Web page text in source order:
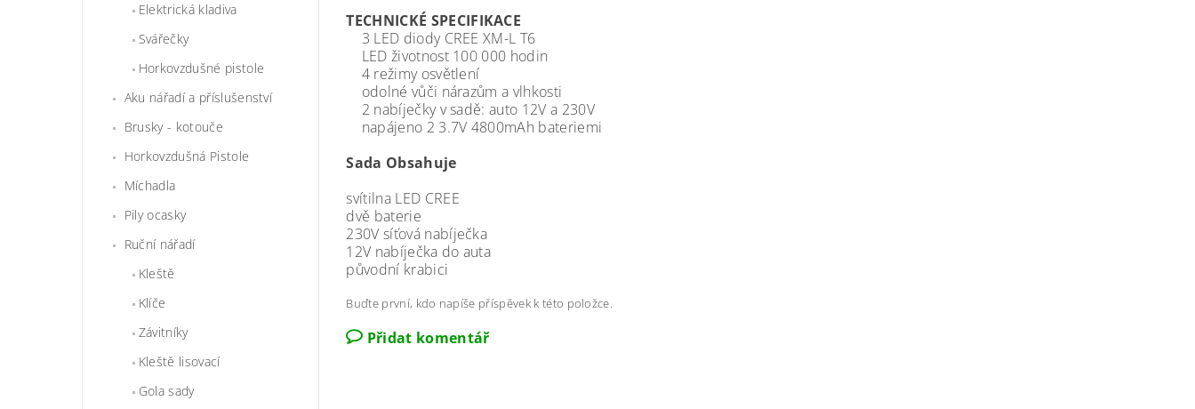
Elektrická kladiva
Svářečky
Horkovzdušné pistole
Aku nářadí a příslušenství
Brusky - kotouče
Horkovzdušná Pistole
Míchadla
Pily ocasky
Ruční nářadí
Kleště
Klíče
Závitníky
Kleště lisovací
Gola sady
TECHNICKÉ SPECIFIKACE
3 LED diody CREE XM-L T6
LED životnost 100 000 hodin
4 režimy osvětlení
odolné vůči nárazům a vlhkosti
2 nabíječky v sadě: auto 12V a 230V
napájeno 2 3.7V 4800mAh bateriemi
Sada Obsahuje
svítilna LED CREE
dvě baterie
230V síťová nabíječka
12V nabíječka do auta
původní krabici
Buďte první, kdo napíše příspěvek k této položce.
Přidat komentář